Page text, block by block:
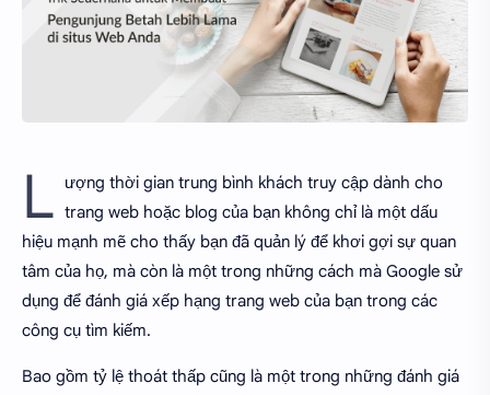
L
ượng thời gian trung bình khách truy cập dành cho
trang web hoặc blog của bạn không chỉ là một dấu
hiệu mạnh mẽ cho thấy bạn đã quản lý để khơi gợi sự quan
tâm của họ, mà còn là một trong những cách mà Google sử
dụng để đánh giá xếp hạng trang web của bạn trong các
công cụ tìm kiếm.
Bao gồm tỷ lệ thoát thấp cũng là một trong những đánh giá